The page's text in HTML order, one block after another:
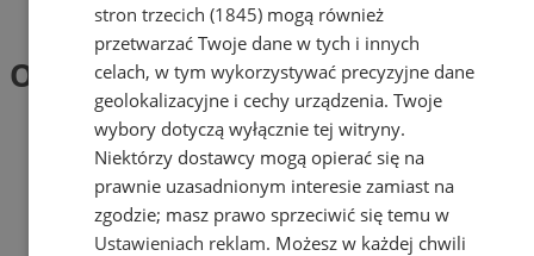
Tag: OSP Rój
OSP Rój (1)
stron trzecich (1845) mogą również
przetwarzać Twoje dane w tych i innych
celach, w tym wykorzystywać precyzyjne dane
geolokalizacyjne i cechy urządzenia. Twoje
wybory dotyczą wyłącznie tej witryny.
Niektórzy dostawcy mogą opierać się na
prawnie uzasadnionym interesie zamiast na
zgodzie; masz prawo sprzeciwić się temu w
Ustawieniach reklam. Możesz w każdej chwili